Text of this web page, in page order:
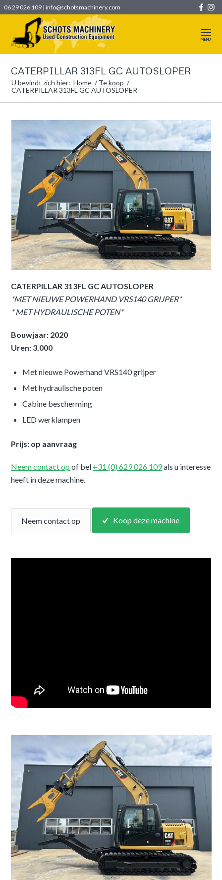
06 29 026 109 | info@schotsmachinery.com
CATERPILLAR 313FL GC AUTOSLOPER
U bevindt zich hier: Home / Te koop /
CATERPILLAR 313FL GC AUTOSLOPER
CATERPILLAR 313FL GC AUTOSLOPER
*MET NIEUWE POWERHAND VRS140 GRIJPER*
* MET HYDRAULISCHE POTEN*
Bouwjaar: 2020
Uren: 3.000
Met nieuwe Powerhand VRS140 grijper
Met hydraulische poten
Cabine bescherming
LED werklampen
Prijs: op aanvraag
Neem contact op of bel +31 (0) 629 026 109als u interesse
heeft in deze machine.
Neem contact op Koop deze machine